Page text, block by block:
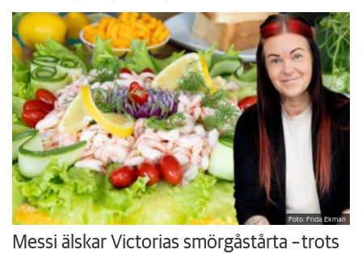
Foto: Frida Ekman
Messi älskar Victorias smörgåstårta – trots